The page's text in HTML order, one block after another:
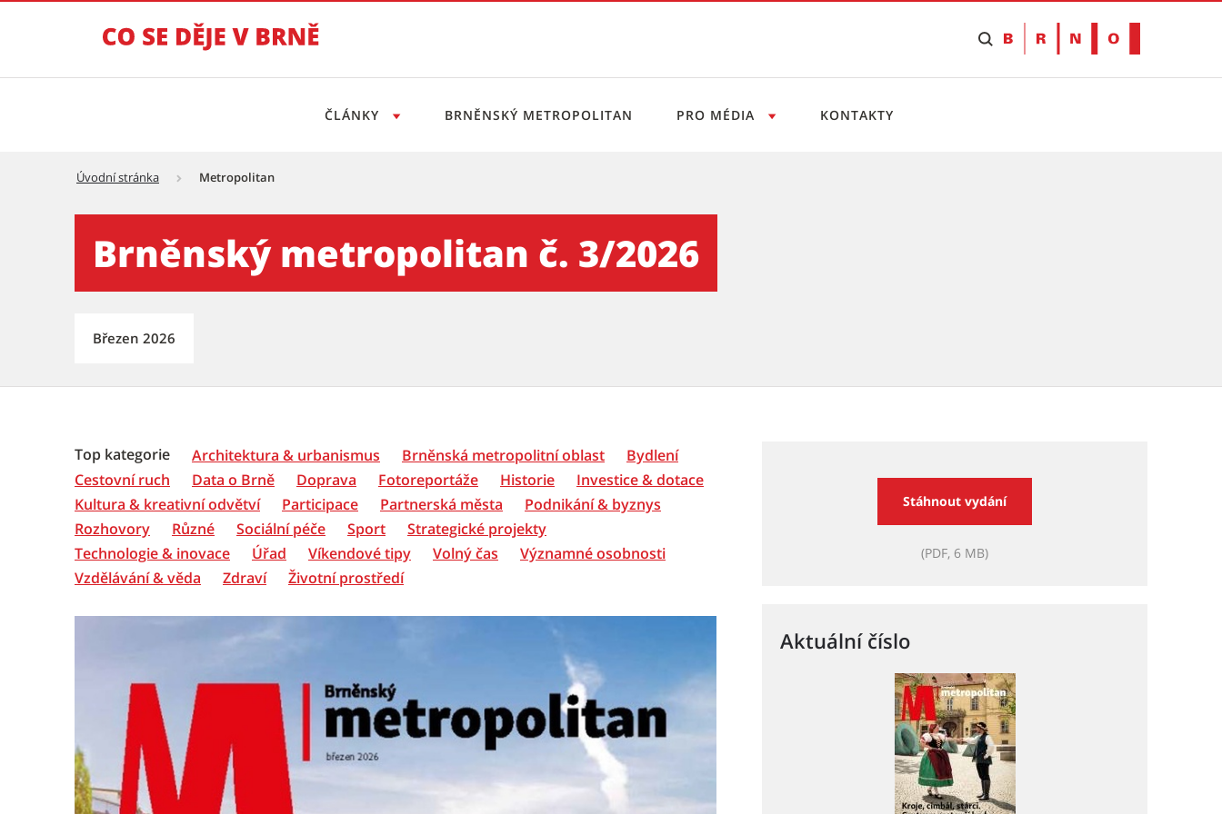
Brněnský metropolitan č. 3/2026 - Tiskový servis
ČLÁNKY BRNĚNSKÝ METROPOLITAN PRO MÉDIA KONTAKTY
Úvodní stránka Metropolitan
Brněnský metropolitan č. 3/2026
Březen 2026
Top kategorie Architektura & urbanismus Brněnská metropolitní oblast
Bydlení
Cestovní ruch
Data o Brně Doprava Fotoreportáže Historie
Investice & dotace
Kultura & kreativní odvětví
Participace Partnerská města
Podnikání & byznys
Rozhovory
Různé Sociální péče Sport
Strategické projekty
Technologie & inovace
Úřad Víkendové tipy Volný čas
Významné osobnosti
Vzdělávání & věda
Zdraví Životní prostředí
Stáhnout vydání
(PDF, 6 MB)
Aktuální číslo